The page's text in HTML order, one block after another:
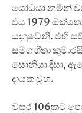
යෝධයා නමින්
එය 1979
යනුවෙනි. එහි
සමග ගීතා
සෝනියා දිසා,
දායක වූහ.
වසර 106කට